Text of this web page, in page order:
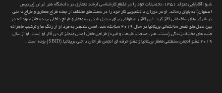
شیوا آقابابایی متولد 1351، تحصیلات خود را در مقطع کارشناسی ارشد معماری در دانشگاه هنر ایران (پردیس
اصفهان) به پایان رساند. او در دوران دانشجویی کار خود را در سمت‌های مختلف از جمله طراح معماری و طراح داخلی
در شرکت‌های ساختمانی آغاز کرد. این آغاز راه طولانی برای تبدیل شدن به معمار و طراح داخلی برنده جایزه بود که در
بین مدل‌های نقش ساختمانی بریتانیا در سال 2019 شناخته شد. لمس منحصر به فرد او از رنگ ها و ترکیب ماهرانه
جنبه های مختلف زندگی (سنت، هنر، صنعت، طبیعت و غیره) طراحی عامل اصلی متمایز کردن آثار او است. او از سال
2019 عضو انجمن سلطنتی معمار بریتانیا و عضو حرفه ای انجمن طراحان داخلی بریتانیا (SBID) بوده است.